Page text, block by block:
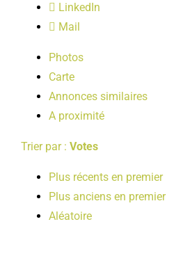
PUBLICATIONS
LinkedIn
Mail
Photos
Carte
Annonces similaires
A proximité
Trier par : Votes
Plus récents en premier
Plus anciens en premier
Aléatoire